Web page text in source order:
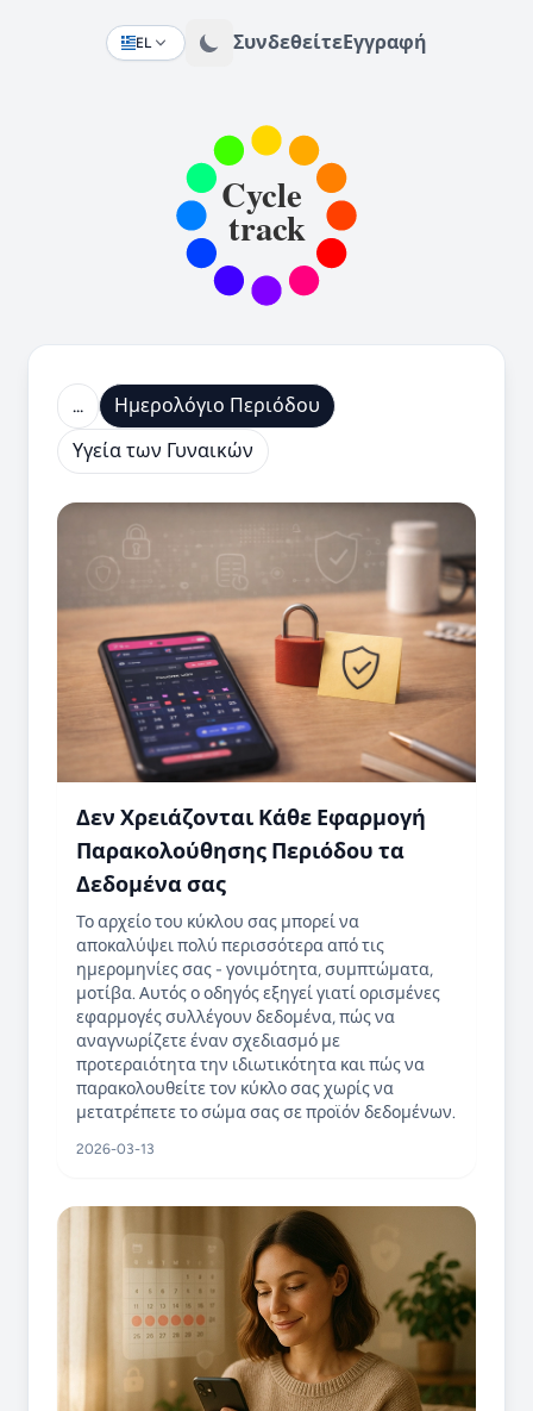
EL
Change languageΣυνδεθείτεΕγγραφή
...
Ημερολόγιο Περιόδου
Υγεία των Γυναικών
Δεν Χρειάζονται Κάθε Εφαρμογή
Παρακολούθησης Περιόδου τα
Δεδομένα σας
Το αρχείο του κύκλου σας μπορεί να
αποκαλύψει πολύ περισσότερα από τις
ημερομηνίες σας - γονιμότητα, συμπτώματα,
μοτίβα. Αυτός ο οδηγός εξηγεί γιατί ορισμένες
εφαρμογές συλλέγουν δεδομένα, πώς να
αναγνωρίζετε έναν σχεδιασμό με
προτεραιότητα την ιδιωτικότητα και πώς να
παρακολουθείτε τον κύκλο σας χωρίς να
μετατρέπετε το σώμα σας σε προϊόν δεδομένων.
2026-03-13